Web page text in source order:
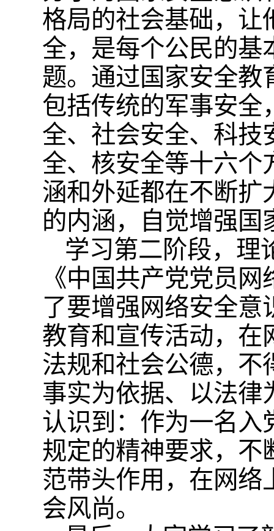
格局的社会基础，让
全，是每个公民的基
题。通过国家安全教
包括传统的军事安全
全、社会安全、科技
全、核安全等十六个
涵和外延都在不断扩
的内涵，自觉增强国
学习第二阶段，理
《中国共产党党员
了要增强网络安全
教育和宣传活动，在
法规和社会公德，不
事实为依据、以法律
认识到：作为一名入
规定的精神要求，不
范带头作用，在网络
会风尚。